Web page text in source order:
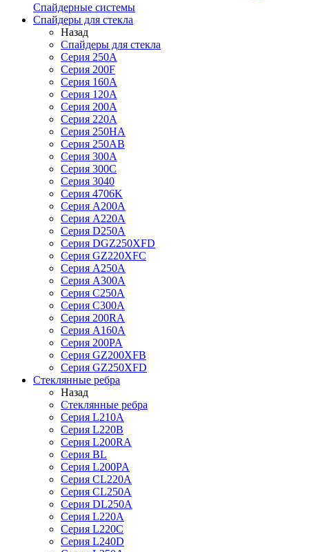
Спайдерные системы
Спайдеры для стекла
Назад
Спайдеры для стекла
Серия 250А
Серия 200F
Серия 160А
Серия 120A
Серия 200А
Серия 220А
Серия 250HA
Серия 250АB
Серия 300А
Серия 300С
Серия 3040
Серия 4706K
Серия A200A
Серия A220A
Серия D250A
Серия DGZ250XFD
Серия GZ220XFC
Серия А250А
Серия А300А
Серия С250A
Серия С300A
Серия 200RA
Серия А160A
Серия 200PA
Серия GZ200XFB
Серия GZ250XFD
Стеклянные ребра
Назад
Стеклянные ребра
Серия L210А
Серия L220В
Серия L200RA
Серия BL
Серия L200PA
Серия CL220A
Серия CL250A
Серия DL250A
Серия L220A
Серия L220C
Серия L240D